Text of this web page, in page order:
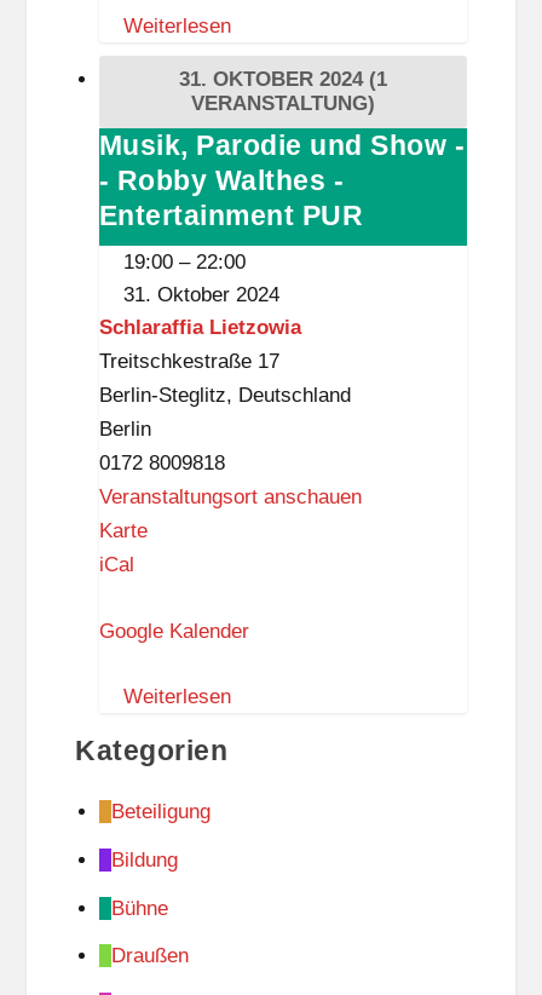
Weiterlesen
31. OKTOBER 2024 (1
VERANSTALTUNG)
Musik,
Parodie
und
Show
Musik, Parodie und Show -
- Robby Walthes -
Entertainment PUR
19:00 – 22:00
31. Oktober 2024
Schlaraffia Lietzowia
Treitschkestraße 17
Berlin-Steglitz, Deutschland
Berlin
0172 8009818
Veranstaltungsort anschauen
KarteS
l
r
f
a
L
iCal
Google Kalender
Weiterlesen
Kategorien
Beteiligung
Bildung
Bühne
Draußen